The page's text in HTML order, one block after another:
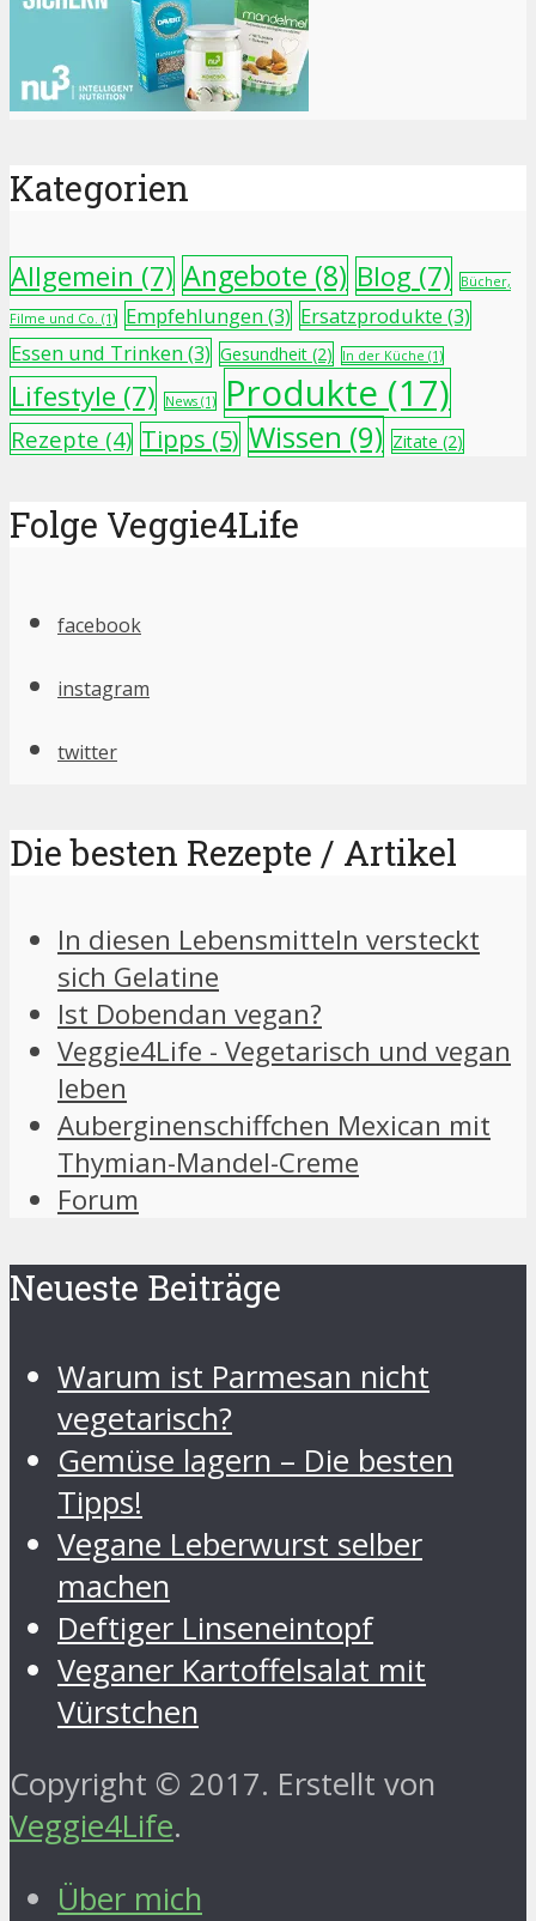
Kategorien
Allgemein (7) Angebote (8) Blog (7) Bücher,
Filme und Co. (1) Empfehlungen(3) Ersatzprodukte (3)
Essen und Trinken(3) Gesundheit (2) In der Küche (1)
Lifestyle (7) News (1) Produkte (17)
Rezepte (4) Tipps (5) Wissen (9) Zitate (2)
Folge Veggie4Life
facebook
instagram
twitter
Die besten Rezepte / Artikel
In diesen Lebensmitteln versteckt
sich Gelatine
Ist Dobendan vegan?
Veggie4Life - Vegetarisch und vegan
leben
Auberginenschiffchen Mexican mit
Thymian-Mandel-Creme
Forum
Neueste Beiträge
Warum ist Parmesan nicht
vegetarisch?
Gemüse lagern – Die besten
Tipps!
Vegane Leberwurst selber
machen
Deftiger Linseneintopf
Veganer Kartoffelsalat mit
Vürstchen
Copyright © 2017. Erstellt von
Veggie4Life.
Über mich